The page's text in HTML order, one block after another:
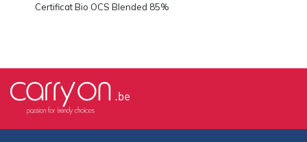
Certificat Bio OCS Blended 85%